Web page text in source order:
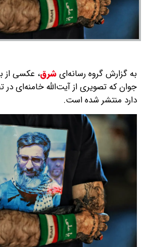
به گزارش گروه رسانه‌ایشرق، عکسی از
جوان که تصویری از آیت‌الله خامنه‌ای
دارد منتشر شده است.